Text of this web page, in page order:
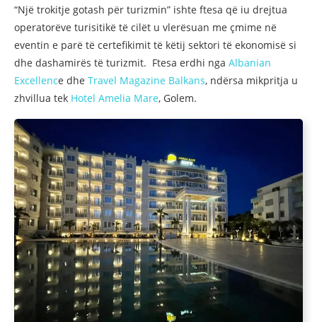
“Një trokitje gotash për turizmin” ishte ftesa që iu drejtua
operatorëve turisitikë të cilët u vlerësuan me çmime në
eventin e parë të certefikimit të këtij sektori të ekonomisë si
dhe dashamirës të turizmit. Ftesa erdhi nga Albanian
Excellence dhe Travel Magazine Balkans, ndërsa mikpritja u
zhvillua tek Hotel Amelia Mare, Golem.